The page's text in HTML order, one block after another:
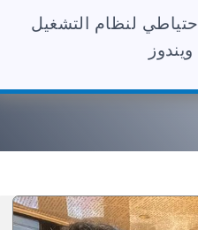
لنظام التشغيل
ويندوز